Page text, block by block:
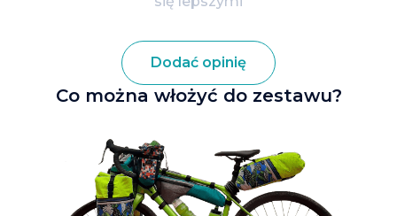
Dodać opinię
Co można włożyć do zestawu?